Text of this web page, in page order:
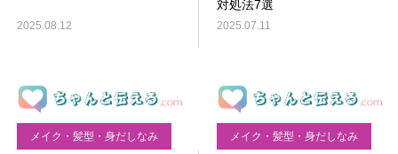
2025.08.12
対処法7選
2025.07.11
メイク・髪型・身だしなみ メイク・髪型・身だしなみ